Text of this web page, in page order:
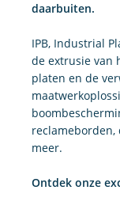
daarbuiten.
IPB, Industrial
de extrusie van
platen en de
reclameborden,
meer.
Ontdek onze